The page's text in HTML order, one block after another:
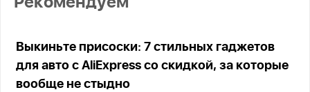
Выкиньте присоски: 7 стильных гаджетов
для авто с AliExpress со скидкой, за которые
вообще не стыдно